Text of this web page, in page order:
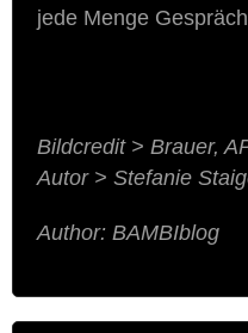
jede Menge
Bildcredit > Brauer,
Autor > Stefanie
Author: BAMBIblog